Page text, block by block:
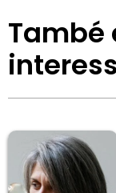
També